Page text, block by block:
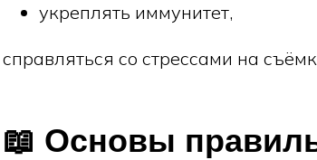
укреплять иммунитет,
справляться со стрессами на
📖 Основы